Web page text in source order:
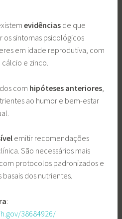
evidências de que
sintomas psicológicos
em idade reprodutiva, com
e zinco.
com hipóteses anteriores
ao humor e bem-estar
emitir recomendações
São necessários mais
protocolos padronizados e
dos nutrientes.
:
38684926/